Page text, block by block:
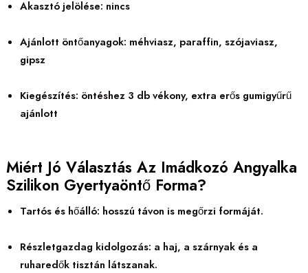
Akasztó jelölése: nincs
Ajánlott öntőanyagok: méhviasz, paraffin, szójaviasz,
gipsz
Kiegészítés: öntéshez 3 db vékony, extra erős gumigyűrű
ajánlott
Miért Jó Választás Az Imádkozó Angyalka
Szilikon Gyertyaöntő Forma?
Tartós és hőálló: hosszú távon is megőrzi formáját.
Részletgazdag kidolgozás: a haj, a szárnyak és a
ruharedők tisztán látszanak.